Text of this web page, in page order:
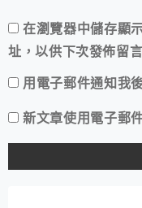
在瀏覽器中儲存顯
址，以供下次發佈留
用電子郵件通知我
新文章使用電子郵